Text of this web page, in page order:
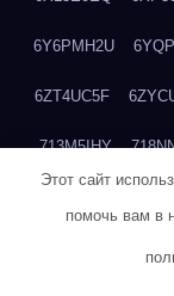
6Y6PMH2U
6ZT4UC5F
713M5IHY
Этот сайт
помочь вам в